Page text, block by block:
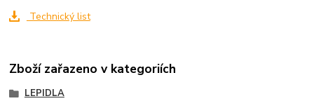
Technický list
Zboží zařazeno v kategoriích
LEPIDLA